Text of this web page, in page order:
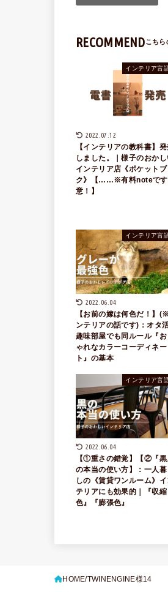
RECOMMEND
インテリア言
2022.07.12
【インテリアの教科書】
しました。｜様子のおかし
インテリア店《ポケットブ
ク》【……※有料noteで
意！】
インテリア言
2022.06.04
【お前の嫁は何色だ！】
ンテリアの話です)：オタ
趣味部屋でも同ルール『お
ゃれなカラーコーディネー
ト』の基本
インテリア言
2022.06.04
【①重さの錯覚】【②『黒
の本当の使い方】：一人暮
しの《賃貸ワンルーム》イ
テリアにも効果的｜『収縮
色』『膨張色』
HOME TWINENGINE様14